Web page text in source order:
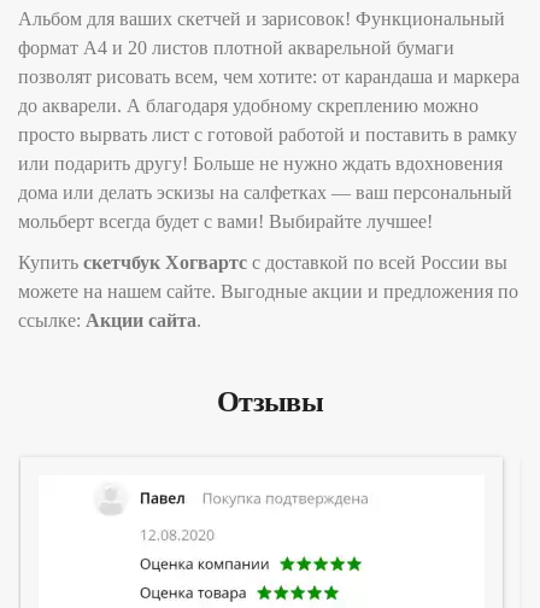
Альбом для ваших скетчей и зарисовок! Функциональный
формат А4 и 20 листов плотной акварельной бумаги
позволят рисовать всем, чем хотите: от карандаша и маркера
до акварели. А благодаря удобному скреплению можно
просто вырвать лист с готовой работой и поставить в рамку
или подарить другу! Больше не нужно ждать вдохновения
дома или делать эскизы на салфетках — ваш персональный
мольберт всегда будет с вами! Выбирайте лучшее!
Купить скетчбук Хогвартс с доставкой по всей России вы
можете на нашем сайте. Выгодные акции и предложения по
ссылке: Акции сайта.
Отзывы